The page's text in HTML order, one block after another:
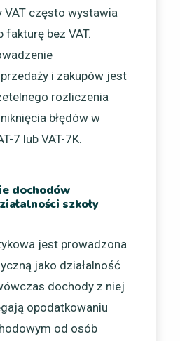
VAT często wystawia
fakturę bez VAT.
i zakupów jest
rozliczenia
błędów w
7 lub VAT-7K.
dochodów
szkoły
jest prowadzona
jako działalność
dochody z niej
opodatkowaniu
od osób